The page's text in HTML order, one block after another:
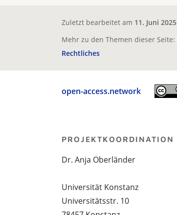
Zuletzt bearbeitet am 11. Juni 2025
Mehr zu den Themen dieser Seite:
Rechtliches
open-access.network
PROJEKTKOORDINATION
Dr. Anja Oberländer
Universität Konstanz
Universitätsstr. 10